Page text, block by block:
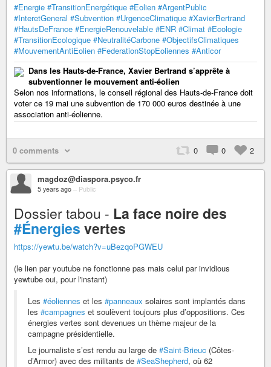
#Energie #TransitionEnergétique #Eolien #ArgentPublic
#InteretGeneral #Subvention #UrgenceClimatique #XavierBertrand
#HautsDeFrance #EnergieRenouvelable #ENR #Climat #Ecologie
#TransitionEcologique #NeutralitéCarbone #ObjectifsClimatiques
#MouvementAntiEolien #FederationStopEoliennes #Anticor
Dans les Hauts-de-France, Xavier Bertrand s’apprête à
subventionner le mouvement anti-éolien
Selon nos informations, le conseil régional des Hauts-de-France doit
voter ce 19 mai une subvention de 170 000 euros destinée à une
association anti-éolienne.
0 comments 0 0 2
magdoz@diaspora.psyco.fr
5 years ago – Public
Dossier tabou - La face noire des
#Énergies vertes
https://yewtu.be/watch?v=uBezqoPGWEU
(le lien par youtube ne fonctionne pas mais celui par invidious
yewtube oui, pour l'instant)
Les #éoliennes et les #panneaux solaires sont implantés dans
les #campagnes et soulèvent toujours plus d’oppositions. Ces
énergies vertes sont devenues un thème majeur de la
campagne présidentielle.
Le journaliste s’est rendu au large de #Saint-Brieuc (Côtes-
d’Armor) avec des militants de #SeaShepherd, où 62